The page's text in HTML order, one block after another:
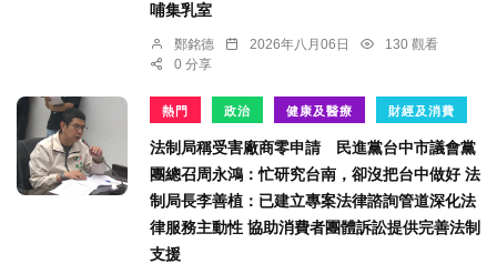
哺集乳室
鄭銘德 2026年八月06日
130 觀看
0 分享
熱門 政治 健康及醫療 財經及消費
法制局稱受害廠商零申請 民進黨台中市議會黨
團總召周永鴻：忙研究台南，卻沒把台中做好 法
制局長李善植：已建立專案法律諮詢管道深化法
律服務主動性 協助消費者團體訴訟提供完善法制
支援